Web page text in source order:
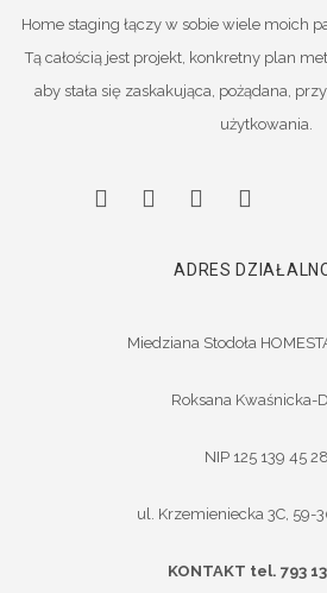
Home staging łączy w sobie wiele moich
Tą całością jest projekt, konkretny plan
aby stała się zaskakująca, pożądana,
użytkowania.
ADRES
Miedziana Stodoła
Roksana Kwaśnicka-
NIP 125 139 45 28
ul. Krzemieniecka 3C, 59-
KONTAKT tel. 793